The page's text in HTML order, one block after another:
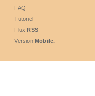
- FAQ
- Tutoriel
- FluxRSS
- Version Mobile.